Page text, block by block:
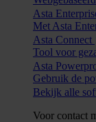
Asta
Met Asta
Asta Connect
Tool voor
Asta
Gebruik de
Bekijk alle
Voor contact